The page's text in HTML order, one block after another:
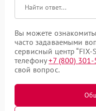
Вы можете
часто задаваемыми
сервисный центр
телефону+7 (800)
свой вопрос.